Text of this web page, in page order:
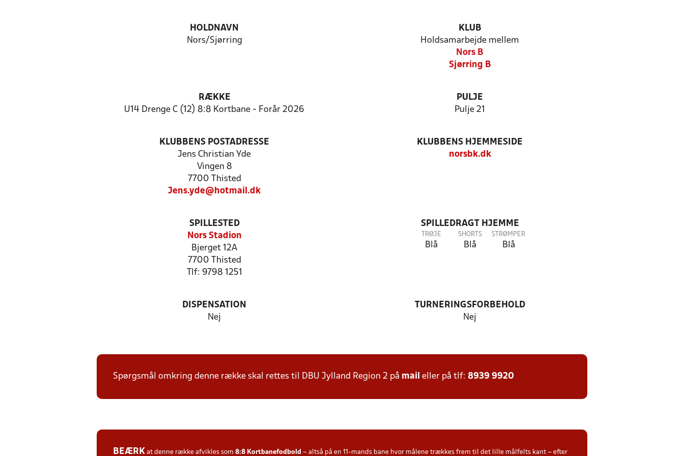
HOLDNAVN
Nors/Sjørring
KLUB
Holdsamarbejde mellem
Nors B
Sjørring B
RÆKKE
U14 Drenge C (12) 8:8 Kortbane - Forår 2026
PULJE
Pulje 21
KLUBBENS POSTADRESSE
Jens Christian Yde
Vingen 8
7700 Thisted
Jens.yde@hotmail.dk
KLUBBENS HJEMMESIDE
norsbk.dk
SPILLESTED
Nors Stadion
Bjerget 12A
7700 Thisted
Tlf: 9798 1251
SPILLEDRAGT HJEMME
TRØJE
Blå
SHORTS
Blå
STRØMPER
Blå
DISPENSATION
Nej
TURNERINGSFORBEHOLD
Nej
Spørgsmål omkring denne række skal rettes til DBU Jylland Region 2 på mail eller på tlf: 8939 9920
BEÆRK at denne række afvikles som 8:8 Kortbanefodbold – altså på en 11-mands bane hvor målene trækkes frem til det lille målfelts kant – efter